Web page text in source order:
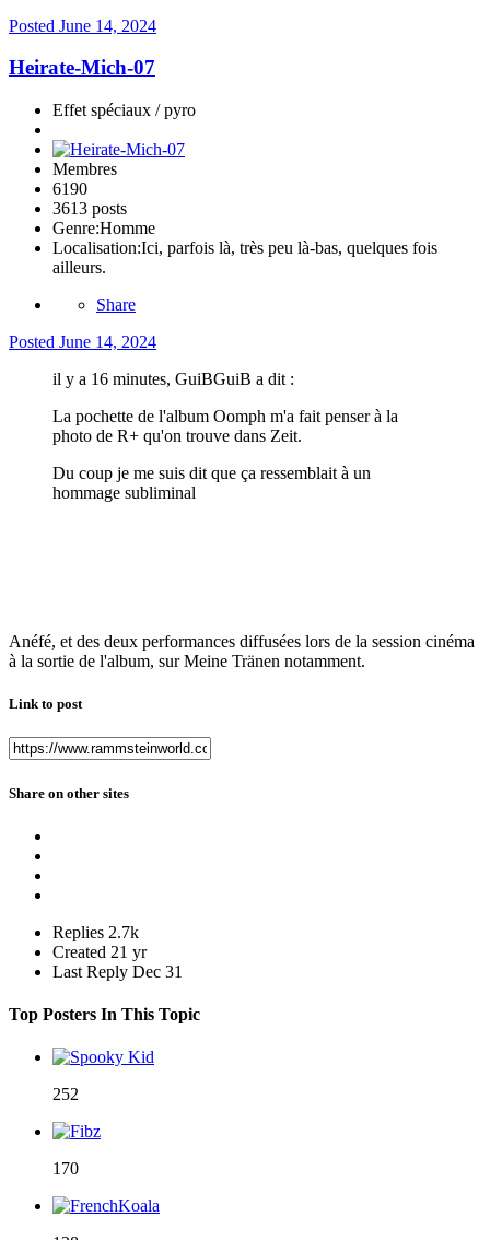
Posted June 14, 2024
Heirate-Mich-07
Effet spéciaux / pyro
Membres
6190
3613 posts
Genre:Homme
Localisation:Ici, parfois là, très peu là-bas, quelques fois
ailleurs.
Share
Posted June 14, 2024
il y a 16 minutes, GuiBGuiB a dit :
La pochette de l'album Oomph m'a fait penser à la
photo de R+ qu'on trouve dans Zeit.
Du coup je me suis dit que ça ressemblait à un
hommage subliminal
Anéfé, et des deux performances diffusées lors de la session cinéma
à la sortie de l'album, sur Meine Tränen notamment.
Link to post
Share on other sites
Replies 2.7k
Created 21 yr
Last Reply Dec 31
Top Posters In This Topic
252
170